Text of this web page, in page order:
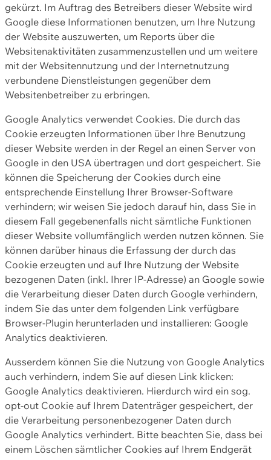
gekürzt. Im Auftrag des Betreibers dieser Website wird
Google diese Informationen benutzen, um Ihre Nutzung
der Website auszuwerten, um Reports über die
Websitenaktivitäten zusammenzustellen und um weitere
mit der Websitennutzung und der Internetnutzung
verbundene Dienstleistungen gegenüber dem
Websitenbetreiber zu erbringen.
Google Analytics verwendet Cookies. Die durch das
Cookie erzeugten Informationen über Ihre Benutzung
dieser Website werden in der Regel an einen Server von
Google in den USA übertragen und dort gespeichert. Sie
können die Speicherung der Cookies durch eine
entsprechende Einstellung Ihrer Browser-Software
verhindern; wir weisen Sie jedoch darauf hin, dass Sie in
diesem Fall gegebenenfalls nicht sämtliche Funktionen
dieser Website vollumfänglich werden nutzen können. Sie
können darüber hinaus die Erfassung der durch das
Cookie erzeugten und auf Ihre Nutzung der Website
bezogenen Daten (inkl. Ihrer IP-Adresse) an Google sowie
die Verarbeitung dieser Daten durch Google verhindern,
indem Sie das unter dem folgenden Link verfügbare
Browser-Plugin herunterladen und installieren: Google
Analytics deaktivieren.
Ausserdem können Sie die Nutzung von Google Analytics
auch verhindern, indem Sie auf diesen Link klicken:
Google Analytics deaktivieren. Hierdurch wird ein sog.
opt-out Cookie auf Ihrem Datenträger gespeichert, der
die Verarbeitung personenbezogener Daten durch
Google Analytics verhindert. Bitte beachten Sie, dass bei
einem Löschen sämtlicher Cookies auf Ihrem Endgerät